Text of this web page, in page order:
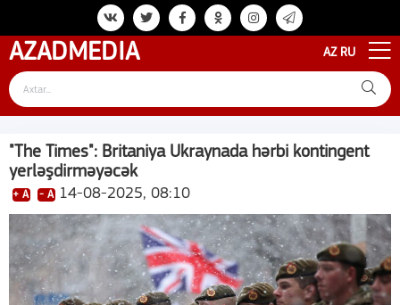
AZADMEDIA AZ RU
"The Times": Britaniya Ukraynada hərbi kontingent
yerləşdirməyəcək
+ A - A 14-08-2025, 08:10